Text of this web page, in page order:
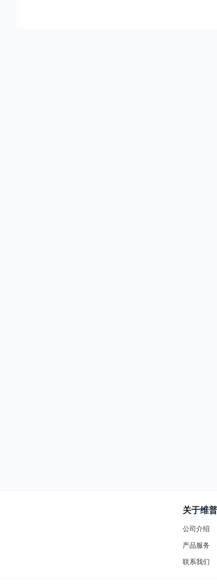
关于维普
公司介绍
产品服务
联系我们